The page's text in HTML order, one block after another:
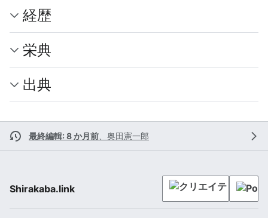
経歴
栄典
出典
最終編輯: 8 か月前 奥田憲一郎
Shirakaba.link